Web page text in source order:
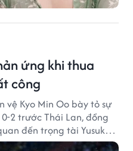
ứng khi thua
công
vệ Kyo Min Oo bày tỏ sự
2 trước Thái Lan, đồng
đến trọng tài Yusuke